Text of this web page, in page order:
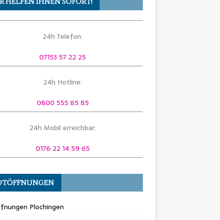
24h Telefon:
07153 57 22 25
24h Hotline:
0800 555 85 85
24h Mobil erreichbar:
0176 22 14 59 65
Plochingen